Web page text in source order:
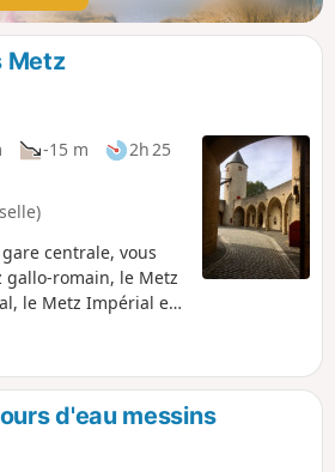
Metz
-15 m
2h 25
centrale, vous
gallo-romain, le Metz
le Metz Impérial et
et ses 6000 m2 de
Cour d'Or avec les
situ. Vous
vous ne l'avez
l'aime.
d'eau messins